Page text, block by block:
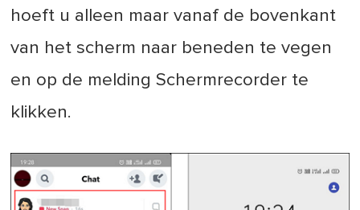
hoeft u alleen maar vanaf de bovenkant
van het scherm naar beneden te vegen
en op de melding Schermrecorder te
klikken.